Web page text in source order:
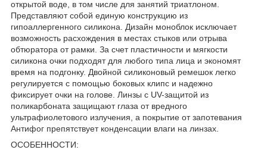
открытой воде, в том числе для занятий триатлоном.
Представляют собой единую конструкцию из
гипоаллергенного силикона. Дизайн моноблок исключает
возможность расхождения в местах стыков или отрыва
обтюратора от рамки. За счет пластичности и мягкости
силикона очки подходят для любого типа лица и экономят
время на подгонку. Двойной силиконовый ремешок легко
регулируется с помощью боковых клипс и надежно
фиксирует очки на голове. Линзы с UV-защитой из
поликарбоната защищают глаза от вредного
ультрафиолетового излучения, а покрытие от запотевания
Антифог препятствует конденсации влаги на линзах.
ОСОБЕННОСТИ: